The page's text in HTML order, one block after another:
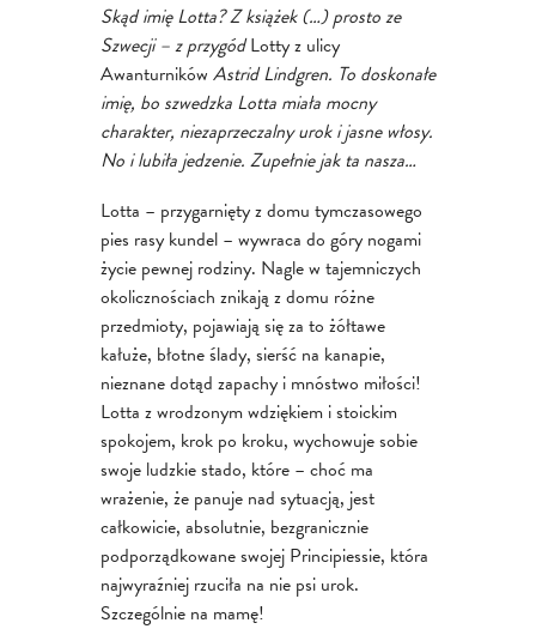
Skąd imię Lotta? Z książek (…) prosto ze
Szwecji – z przygódLotty z ulicy
Awanturników Astrid Lindgren. To doskonałe
imię, bo szwedzka Lotta miała mocny
charakter, niezaprzeczalny urok i jasne włosy.
No i lubiła jedzenie. Zupełnie jak ta nasza…
Lotta – przygarnięty z domu tymczasowego
pies rasy kundel – wywraca do góry nogami
życie pewnej rodziny. Nagle w tajemniczych
okolicznościach znikają z domu różne
przedmioty, pojawiają się za to żółtawe
kałuże, błotne ślady, sierść na kanapie,
nieznane dotąd zapachy i mnóstwo miłości!
Lotta z wrodzonym wdziękiem i stoickim
spokojem, krok po kroku, wychowuje sobie
swoje ludzkie stado, które – choć ma
wrażenie, że panuje nad sytuacją, jest
całkowicie, absolutnie, bezgranicznie
podporządkowane swojej Principiessie, która
najwyraźniej rzuciła na nie psi urok.
Szczególnie na mamę!